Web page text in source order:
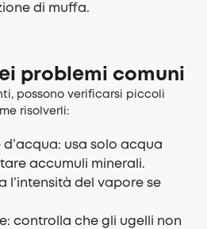
di muffa.
problemi comuni
possono verificarsi piccoli
risolverli:
usa solo acqua
accumuli minerali.
l’intensità del vapore se
controlla che gli ugelli non